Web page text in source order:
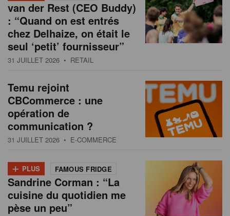
van der Rest (CEO Buddy)
: “Quand on est entrés
chez Delhaize, on était le
seul ‘petit’ fournisseur”
31 JUILLET 2026 • RETAIL
Temu rejoint
CBCommerce : une
opération de
communication ?
31 JUILLET 2026 • E-COMMERCE
+ PLUS FAMOUS FRIDGE
Sandrine Corman : “La
cuisine du quotidien me
pèse un peu”